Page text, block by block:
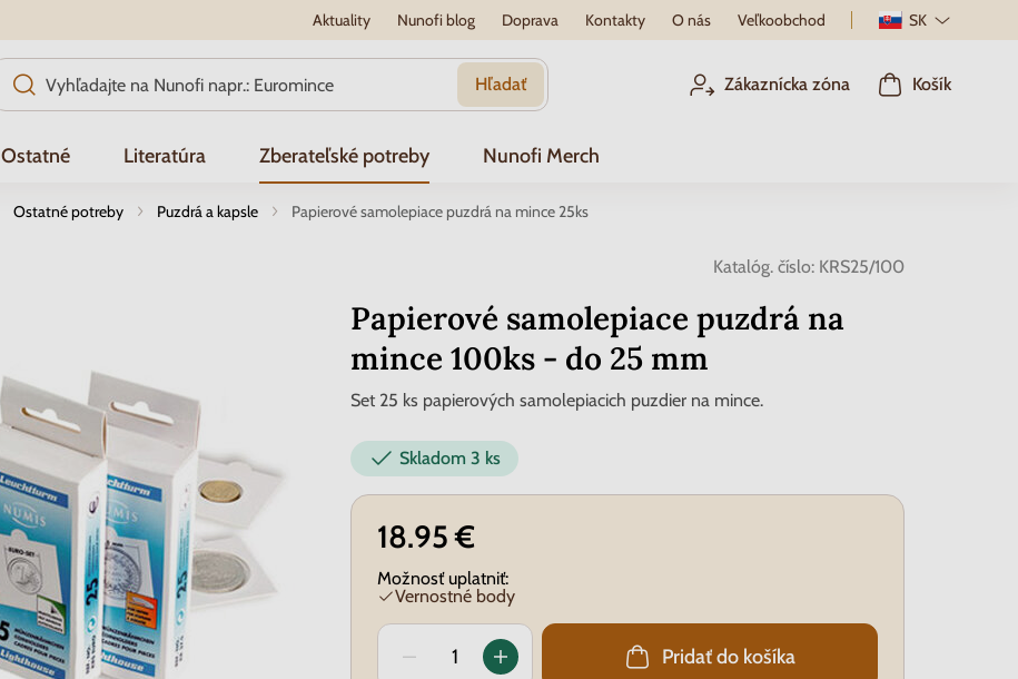
Aktuality Nunofi blog Doprava Kontakty O nás Veľkoobchod SK
Hľadať Zákaznícka zóna Košík
Ostatné Literatúra Zberateľské potreby Nunofi Merch
Ostatné potreby Puzdrá a kapsle Papierové samolepiace puzdrá na mince 25ks
Katalóg. číslo: KRS25/100
Papierové samolepiace puzdrá na
mince 100ks - do 25 mm
Set 25 ks papierových samolepiacich puzdier na mince.
Skladom 3 ks
18.95 €
Možnosť uplatniť:
Vernostné body
Pridať do košíka